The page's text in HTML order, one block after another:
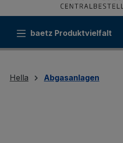
baetz Produktvielfalt
Hella Abgasanlagen